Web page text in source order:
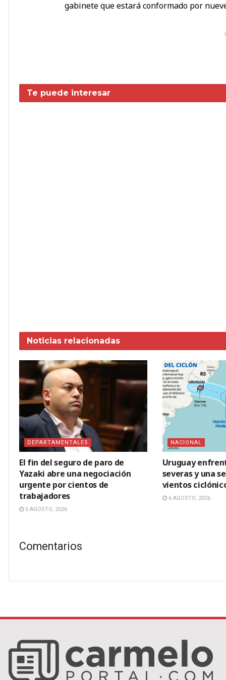
gabinete que estará conformado por
Te puede interesar
Noticias relacionadas
DEPARTAMENTALES
El fin del seguro de paro de
Yazaki abre una negociación
urgente por cientos de
trabajadores
6 AGOSTO, 2026
NACIONAL
Uruguay
severas y una
vientos
6 AGOSTO, 2026
Comentarios